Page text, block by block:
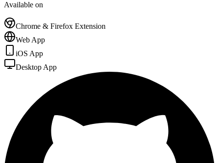
Available on
Chrome & Firefox Extension
Web App
iOS App
Desktop App